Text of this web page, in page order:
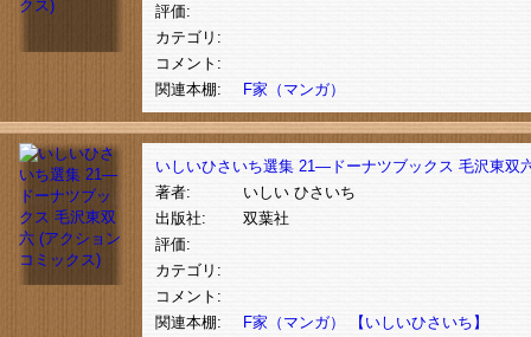
評価:
カテゴリ:
コメント:
関連本棚:
F家（マンガ）
いしいひさいち選集 21―ドーナツブックス 毛沢東双
著者:
いしい ひさいち
出版社:
双葉社
評価:
カテゴリ:
コメント:
関連本棚:
F家（マンガ） 【いしいひさいち】